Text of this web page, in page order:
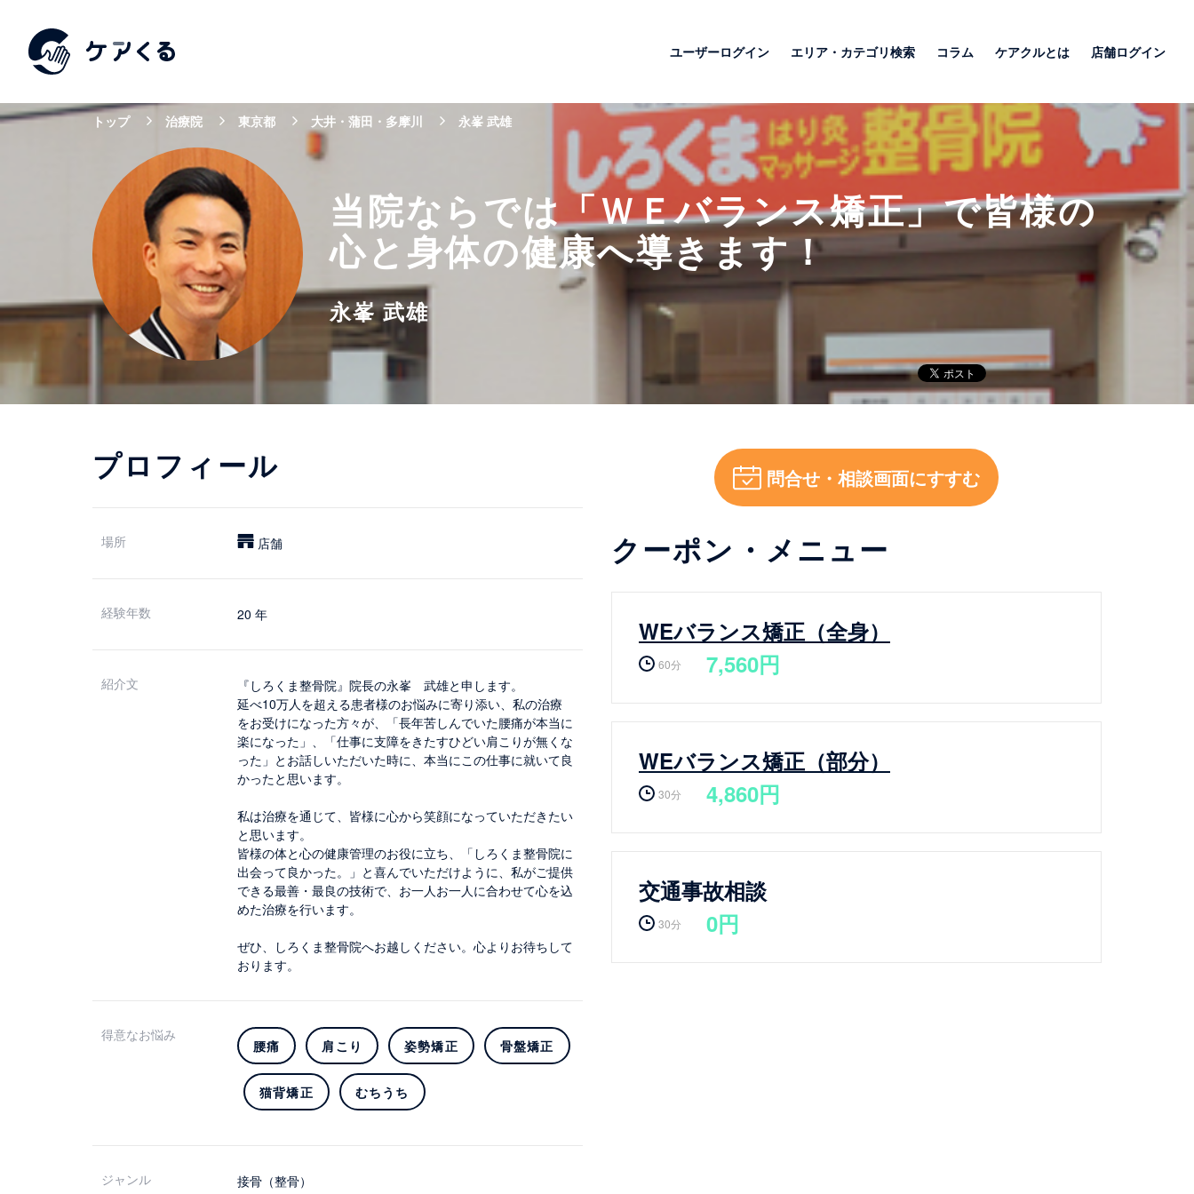
ユーザーログイン エリア・カテゴリ検索 コラム ケアクルとは 店舗ログイン
トップ 治療院 東京都 大井・蒲田・多摩川 永峯 武雄
当院ならでは「ＷＥバランス矯正」で皆様の
心と身体の健康へ導きます！
永峯 武雄
プロフィール
場所 店舗
経験年数 20 年
紹介文
『しろくま整骨院』院長の永峯 武雄と申します。
延べ10万人を超える患者様のお悩みに寄り添い、私の治療
をお受けになった方々が、「長年苦しんでいた腰痛が本当に
楽になった」、「仕事に支障をきたすひどい肩こりが無くな
った」とお話しいただいた時に、本当にこの仕事に就いて良
かったと思います。
私は治療を通じて、皆様に心から笑顔になっていただきたい
と思います。
皆様の体と心の健康管理のお役に立ち、「しろくま整骨院に
出会って良かった。」と喜んでいただけように、私がご提供
できる最善・最良の技術で、お一人お一人に合わせて心を込
めた治療を行います。
ぜひ、しろくま整骨院へお越しください。心よりお待ちして
おります。
得意なお悩み
腰痛 肩こり 姿勢矯正 骨盤矯正
猫背矯正 むちうち
ジャンル 接骨（整骨）
問合せ・相談画面にすすむ
クーポン・メニュー
WEバランス矯正（全身）
60分 7,560円
WEバランス矯正（部分）
30分 4,860円
交通事故相談
30分 0円